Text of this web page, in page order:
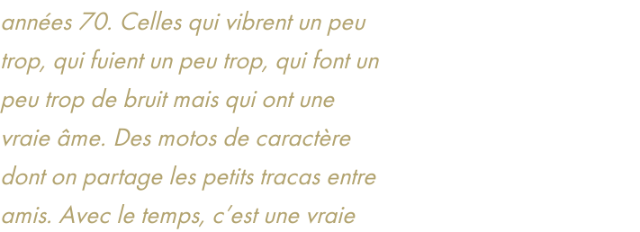
années 70. Celles qui vibrent un peu
trop, qui fuient un peu trop, qui font un
peu trop de bruit mais qui ont une
vraie âme. Des motos de caractère
dont on partage les petits tracas entre
amis. Avec le temps, c’est une vraie